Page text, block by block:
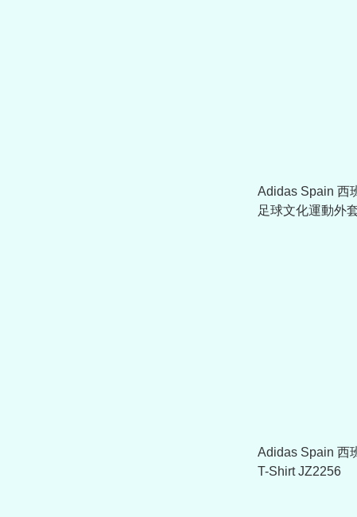
Adidas Spain 西
足球文化運動外
Adidas Spain 西
T-Shirt JZ2256